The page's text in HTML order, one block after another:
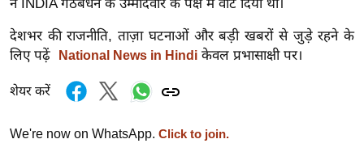
ग
त
बॉ
वु
ने INDIA गठबंधन के उम्मीदवार के पक्ष में वोट दिया था।
देशभर की राजनीति, ताज़ा घटनाओं और बड़ी खबरों से जुड़े रहने के
लिए पढ़ें
National News in Hindi केवल प्रभासाक्षी पर।
शेयर करें
We're now on WhatsApp. Click to join.